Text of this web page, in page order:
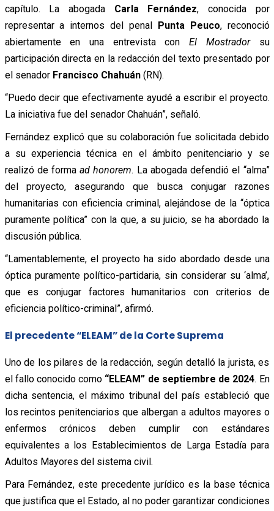
capítulo. La abogada Carla Fernández, conocida por
representar a internos del penal Punta Peuco, reconoció
abiertamente en una entrevista conEl Mostradorsu
participación directa en la redacción del texto presentado por
el senador Francisco Chahuán(RN).
“Puedo decir que efectivamente ayudé a escribir el proyecto.
La iniciativa fue del senador Chahuán”, señaló.
Fernández explicó que su colaboración fue solicitada debido
a su experiencia técnica en el ámbito penitenciario y se
realizó de formaad honorem. La abogada defendió el “alma”
del proyecto, asegurando que busca conjugar razones
humanitarias con eficiencia criminal, alejándose de la “óptica
puramente política” con la que, a su juicio, se ha abordado la
discusión pública.
“Lamentablemente, el proyecto ha sido abordado desde una
óptica puramente político-partidaria, sin considerar su ‘alma’,
que es conjugar factores humanitarios con criterios de
eficiencia político-criminal”, afirmó.
El precedente “ELEAM” de la Corte Suprema
Uno de los pilares de la redacción, según detalló la jurista, es
el fallo conocido como “ELEAM” de septiembre de 2024. En
dicha sentencia, el máximo tribunal del país estableció que
los recintos penitenciarios que albergan a adultos mayores o
enfermos crónicos deben cumplir con estándares
equivalentes a los Establecimientos de Larga Estadía para
Adultos Mayores del sistema civil.
Para Fernández, este precedente jurídico es la base técnica
que justifica que el Estado, al no poder garantizar condiciones